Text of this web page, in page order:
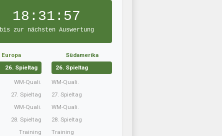
18:31:56
bis zur nächsten Auswertung
Europa
26. Spieltag
WM-Quali.
27. Spieltag
WM-Quali.
28. Spieltag
Training
Südamerika
26. Spieltag
WM-Quali.
27. Spieltag
WM-Quali.
28. Spieltag
Training